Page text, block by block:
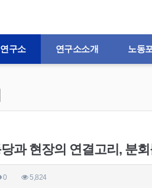
구소 연구소소개 노동
과 현장의 연결고리, 분
0 5,824